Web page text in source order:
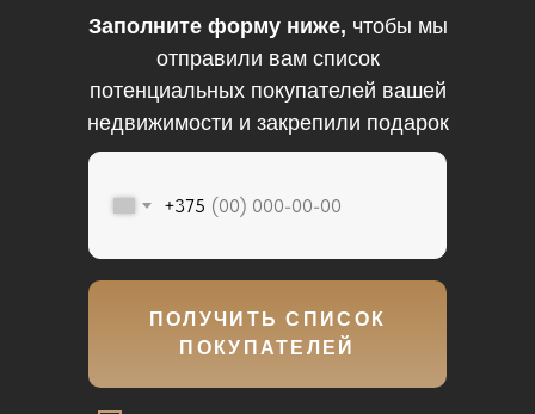
Заполните форму ниже, чтобы мы
отправили вам список
потенциальных покупателей вашей
недвижимости и закрепили подарок
ПОЛУЧИТЬ СПИСОК
ПОКУПАТЕЛЕЙ
+375